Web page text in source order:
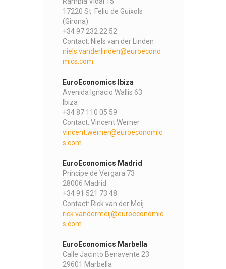
17220 St. Feliu de Guíxols
(Girona)
+34 97 232 22 52
Contact: Niels van der Linden
niels.vanderlinden@euroecono
mics.com
EuroEconomics Ibiza
Avenida Ignacio Wallis 63
Ibiza
+34 87 110 05 59
Contact: Vincent Werner
vincent.werner@euroeconomic
s.com
EuroEconomics Madrid
Príncipe de Vergara 73
28006 Madrid
+34 91 521 73 48
Contact: Rick van der Meij
rick.vandermeij@euroeconomic
s.com
EuroEconomics Marbella
Calle Jacinto Benavente 23
29601 Marbella